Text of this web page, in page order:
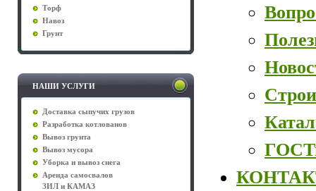
Торф
Навоз
Грунт
НАШИ УСЛУГИ
Доставка сыпучих грузов
Разработка котлованов
Вывоз грунта
Вывоз мусора
Уборка и вывоз снега
Аренда самосвалов
ЗИЛ и КАМАЗ